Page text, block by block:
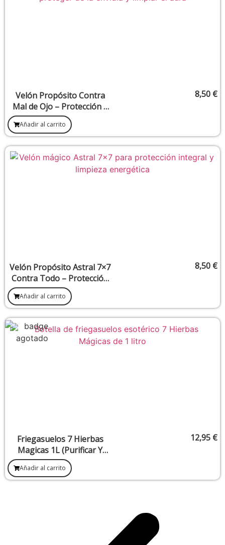
Velón Propósito Contra
Mal de Ojo – Protección y
limpieza de mirada negativa
8,50 €
Añadir al carrito
Velón Propósito Astral 7×7
Contra Todo – Protección
integral frente a energías
negativas
8,50 €
Añadir al carrito
Friegasuelos 7 Hierbas
Magicas 1L (Purificar Y
Atraer Todo Lo Bueno)
12,95 €
Añadir al carrito